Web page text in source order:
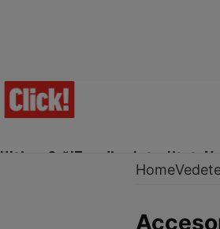
Ultima Oră!Trending Actualitate
Home